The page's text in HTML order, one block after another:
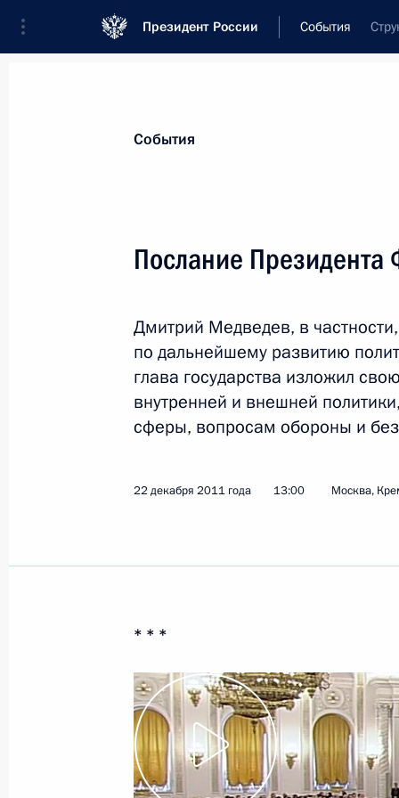
Президент России События
Новости
Послания Федеральному Собранию
Совещания, заседания, рабочие встречи
Речи и обращения
Встреча с членами Правительства
Утверждён новый состав
21 мая 2012 года, 14:00 Москва, Кремль
7 мая 2012 года, понедельник
События
Послание
Дмитрий Медведев, в
по дальнейшему развитию
глава государства изложил
внутренней и внешней
сферы, вопросам обороны и
22 декабря 2011 года 13:00 Москва,
* * *